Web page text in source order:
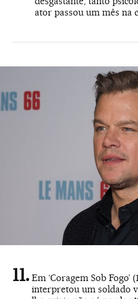
ator passou um mês na
Em ‘Coragem Sob Fogo’
interpretou um soldado